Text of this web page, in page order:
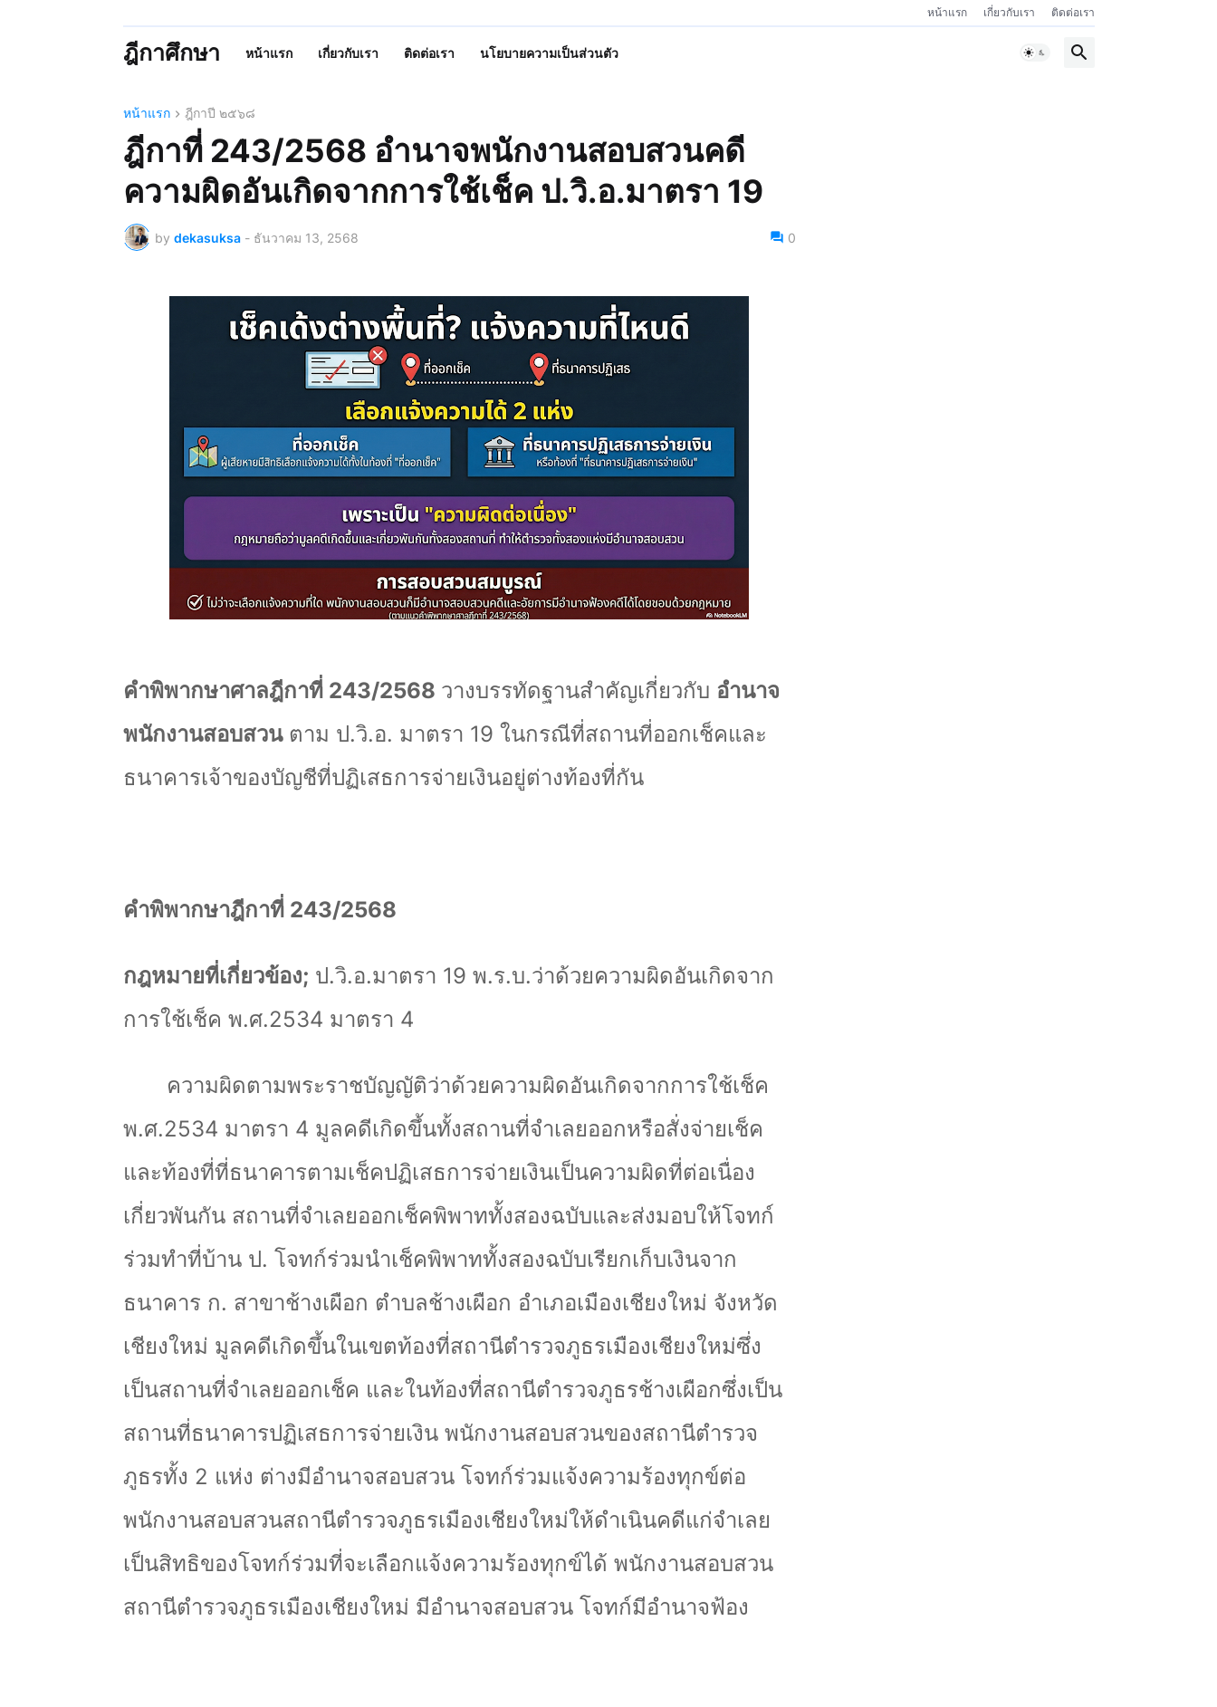
หน้าแรก เกี่ยวกับเรา ติดต่อเรา
ฎีกาศึกษา หน้าแรก เกี่ยวกับเรา ติดต่อเรา นโยบายความเป็นส่วนตัว
หน้าแรก ฎีกาปี ๒๕๖๘
ฎีกาที่ 243/2568 อำนาจพนักงานสอบสวนคดี
ความผิดอันเกิดจากการใช้เช็ค ป.วิ.อ.มาตรา 19
by dekasuksa - ธันวาคม 13, 2568 0
คำพิพากษาศาลฎีกาที่ 243/2568 วางบรรทัดฐานสำคัญเกี่ยวกับ อำนาจ
พนักงานสอบสวนตาม ป.วิ.อ. มาตรา 19 ในกรณีที่สถานที่ออกเช็คและ
ธนาคารเจ้าของบัญชีที่ปฏิเสธการจ่ายเงินอยู่ต่างท้องที่กัน
คำพิพากษาฎีกาที่ 243/2568
กฎหมายที่เกี่ยวข้อง; ป.วิ.อ.มาตรา 19 พ.ร.บ.ว่าด้วยความผิดอันเกิดจาก
การใช้เช็ค พ.ศ.2534 มาตรา 4
ความผิดตามพระราชบัญญัติว่าด้วยความผิดอันเกิดจากการใช้เช็ค
พ.ศ.2534 มาตรา 4 มูลคดีเกิดขึ้นทั้งสถานที่จำเลยออกหรือสั่งจ่ายเช็ค
และท้องที่ที่ธนาคารตามเช็คปฏิเสธการจ่ายเงินเป็นความผิดที่ต่อเนื่อง
เกี่ยวพันกัน สถานที่จำเลยออกเช็คพิพาททั้งสองฉบับและส่งมอบให้โจทก์
ร่วมทำที่บ้าน ป. โจทก์ร่วมนำเช็คพิพาททั้งสองฉบับเรียกเก็บเงินจาก
ธนาคาร ก. สาขาช้างเผือก ตำบลช้างเผือก อำเภอเมืองเชียงใหม่ จังหวัด
เชียงใหม่ มูลคดีเกิดขึ้นในเขตท้องที่สถานีตำรวจภูธรเมืองเชียงใหม่ซึ่ง
เป็นสถานที่จำเลยออกเช็ค และในท้องที่สถานีตำรวจภูธรช้างเผือกซึ่งเป็น
สถานที่ธนาคารปฏิเสธการจ่ายเงิน พนักงานสอบสวนของสถานีตำรวจ
ภูธรทั้ง 2 แห่ง ต่างมีอำนาจสอบสวน โจทก์ร่วมแจ้งความร้องทุกข์ต่อ
พนักงานสอบสวนสถานีตำรวจภูธรเมืองเชียงใหม่ให้ดำเนินคดีแก่จำเลย
เป็นสิทธิของโจทก์ร่วมที่จะเลือกแจ้งความร้องทุกข์ได้ พนักงานสอบสวน
สถานีตำรวจภูธรเมืองเชียงใหม่ มีอำนาจสอบสวน โจทก์มีอำนาจฟ้อง